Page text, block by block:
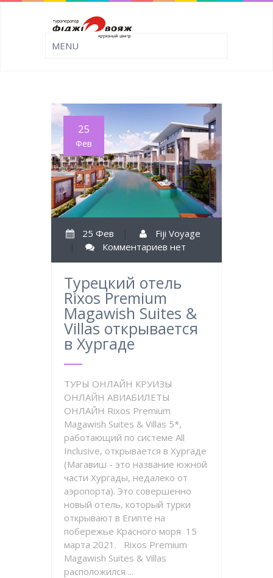
25
Фев
25 Фев
Fiji Voyage
Комментариев нет
Турецкий отель
Rixos Premium
Magawish Suites &
Villas открывается
в Хургаде
ТУРЫ ОНЛАЙН КРУИЗЫ
ОНЛАЙН АВИАБИЛЕТЫ
ОНЛАЙН Rixos Premium
Magawish Suites & Villas 5*,
работающий по системе All
Inclusive, открывается в Хургаде
(Магавиш - это название южной
части Хургады, недалеко от
аэропорта). Это совершенно
новый отель, который турки
открывают в Египте на
побережье Красного моря 15
марта 2021. Rixos Premium
Magawish Suites & Villas
расположился ...